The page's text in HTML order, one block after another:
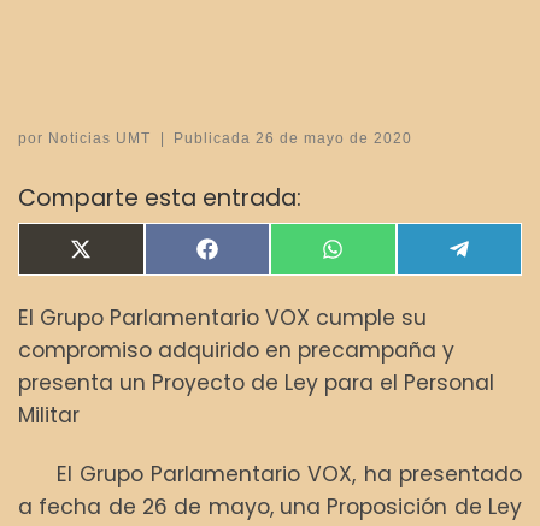
por Noticias UMT Publicada26 de mayo de 2020
Comparte esta entrada:
Compartir en
X
(
w
i
t
t
Compartir en
F
a
e
b
o
o
Compartir en
W
h
t
s
A
p
e
a
El Grupo Parlamentario VOX cumple su
compromiso adquirido en precampaña y
presenta un Proyecto de Ley para el Personal
Militar
El Grupo Parlamentario VOX, ha presentado
a fecha de 26 de mayo, una Proposición de Ley